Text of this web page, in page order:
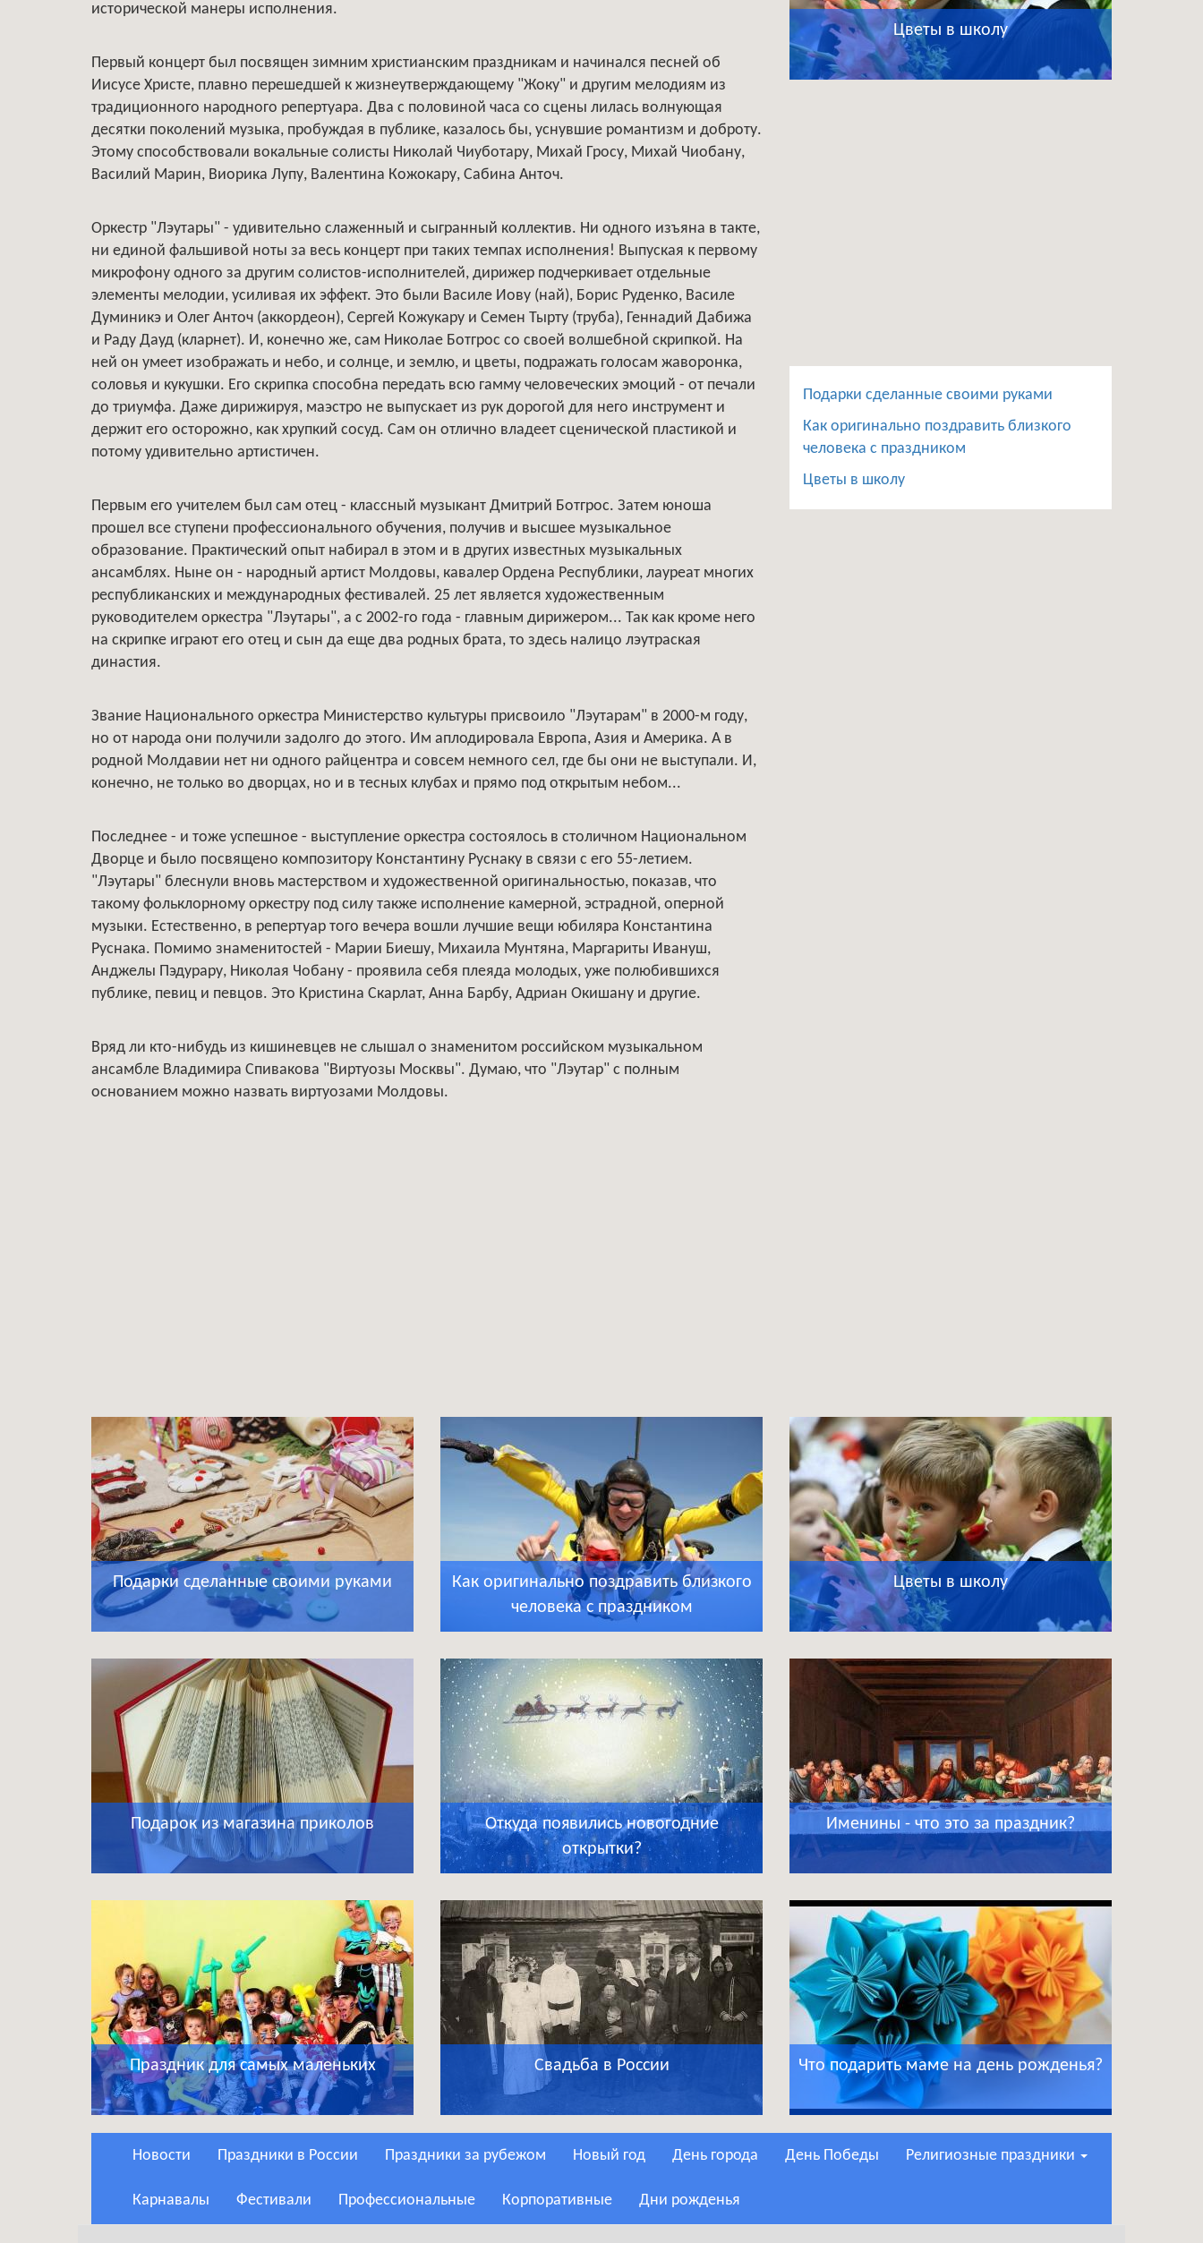
исторической манеры исполнения.
Первый концерт был посвящен зимним христианским праздникам и начинался песней об
Иисусе Христе, плавно перешедшей к жизнеутверждающему "Жоку" и другим мелодиям из
традиционного народного репертуара. Два с половиной часа со сцены лилась волнующая
десятки поколений музыка, пробуждая в публике, казалось бы, уснувшие романтизм и доброту.
Этому способствовали вокальные солисты Николай Чиуботару, Михай Гросу, Михай Чиобану,
Василий Марин, Виорика Лупу, Валентина Кожокару, Сабина Анточ.
Оркестр "Лэутары" - удивительно слаженный и сыгранный коллектив. Ни одного изъяна в такте,
ни единой фальшивой ноты за весь концерт при таких темпах исполнения! Выпуская к первому
микрофону одного за другим солистов-исполнителей, дирижер подчеркивает отдельные
элементы мелодии, усиливая их эффект. Это были Василе Иову (най), Борис Руденко, Василе
Думиникэ и Олег Анточ (аккордеон), Сергей Кожукару и Семен Тырту (труба), Геннадий Дабижа
и Раду Дауд (кларнет). И, конечно же, сам Николае Ботгрос со своей волшебной скрипкой. На
ней он умеет изображать и небо, и солнце, и землю, и цветы, подражать голосам жаворонка,
соловья и кукушки. Его скрипка способна передать всю гамму человеческих эмоций - от печали
до триумфа. Даже дирижируя, маэстро не выпускает из рук дорогой для него инструмент и
держит его осторожно, как хрупкий сосуд. Сам он отлично владеет сценической пластикой и
потому удивительно артистичен.
Первым его учителем был сам отец - классный музыкант Дмитрий Ботгрос. Затем юноша
прошел все ступени профессионального обучения, получив и высшее музыкальное
образование. Практический опыт набирал в этом и в других известных музыкальных
ансамблях. Ныне он - народный артист Молдовы, кавалер Ордена Республики, лауреат многих
республиканских и международных фестивалей. 25 лет является художественным
руководителем оркестра "Лэутары", а с 2002-го года - главным дирижером... Так как кроме него
на скрипке играют его отец и сын да еще два родных брата, то здесь налицо лэутраская
династия.
Звание Национального оркестра Министерство культуры присвоило "Лэутарам" в 2000-м году,
но от народа они получили задолго до этого. Им аплодировала Европа, Азия и Америка. А в
родной Молдавии нет ни одного райцентра и совсем немного сел, где бы они не выступали. И,
конечно, не только во дворцах, но и в тесных клубах и прямо под открытым небом...
Последнее - и тоже успешное - выступление оркестра состоялось в столичном Национальном
Дворце и было посвящено композитору Константину Руснаку в связи с его 55-летием.
"Лэутары" блеснули вновь мастерством и художественной оригинальностью, показав, что
такому фольклорному оркестру под силу также исполнение камерной, эстрадной, оперной
музыки. Естественно, в репертуар того вечера вошли лучшие вещи юбиляра Константина
Руснака. Помимо знаменитостей - Марии Биешу, Михаила Мунтяна, Маргариты Ивануш,
Анджелы Пэдурару, Николая Чобану - проявила себя плеяда молодых, уже полюбившихся
публике, певиц и певцов. Это Кристина Скарлат, Анна Барбу, Адриан Окишану и другие.
Вряд ли кто-нибудь из кишиневцев не слышал о знаменитом российском музыкальном
ансамбле Владимира Спивакова "Виртуозы Москвы". Думаю, что "Лэутар" с полным
основанием можно назвать виртуозами Молдовы.
Цветы в школу
Подарки сделанные своими руками
Как оригинально поздравить близкого
человека с праздником
Цветы в школу
Подарки сделанные своими руками
Как оригинально поздравить близкого
человека с праздником
Цветы в школу
Подарок из магазина приколов
Откуда появились новогодние
открытки?
Именины - что это за праздник?
Праздник для самых маленьких Свадьба в России Что подарить маме на день рожденья?
Новости Праздники в России Праздники за рубежом Новый год День города День Победы Религиозные праздники
Карнавалы Фестивали Профессиональные Корпоративные Дни рожденья